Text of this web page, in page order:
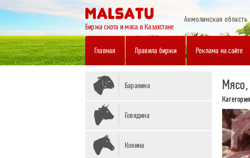
Биржа скота и мяса в Казахстане
Акмолинская область
Главная Правила биржи Реклама на сайте
Баранина
Говядина
Конина